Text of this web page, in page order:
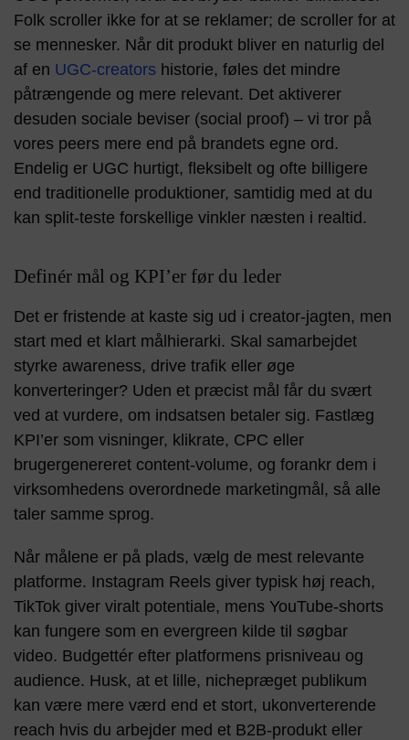
Folk scroller ikke for at se reklamer; de scroller for at
se mennesker. Når dit produkt bliver en naturlig del
af en UGC-creators historie, føles det mindre
påtrængende og mere relevant. Det aktiverer
desuden sociale beviser (social proof) – vi tror på
vores peers mere end på brandets egne ord.
Endelig er UGC hurtigt, fleksibelt og ofte billigere
end traditionelle produktioner, samtidig med at du
kan split-teste forskellige vinkler næsten i realtid.
Definér mål og KPI’er før du leder
Det er fristende at kaste sig ud i creator-jagten, men
start med et klart målhierarki. Skal samarbejdet
styrke awareness, drive trafik eller øge
konverteringer? Uden et præcist mål får du svært
ved at vurdere, om indsatsen betaler sig. Fastlæg
KPI’er som visninger, klikrate, CPC eller
brugergenereret content-volume, og forankr dem i
virksomhedens overordnede marketingmål, så alle
taler samme sprog.
Når målene er på plads, vælg de mest relevante
platforme. Instagram Reels giver typisk høj reach,
TikTok giver viralt potentiale, mens YouTube-shorts
kan fungere som en evergreen kilde til søgbar
video. Budgettér efter platformens prisniveau og
audience. Husk, at et lille, nichepræget publikum
kan være mere værd end et stort, ukonverterende
reach hvis du arbejder med et B2B-produkt eller